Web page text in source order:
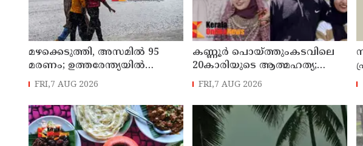
മഴക്കെടുത്തി, അസമിൽ 95
മരണം; ഉത്തരേന്ത്യയില്‍
കനത്ത മഴ മുന്നറിയിപ്പ്
FRI,7 AUG 2026
കണ്ണൂർ പൊയ്ത്തുംകടവിലെ
20കാരിയുടെ ആത്മഹത്യ;
ഭർത്താവിനായി ലുക്കൗട്ട്
FRI,7 AUG 2026